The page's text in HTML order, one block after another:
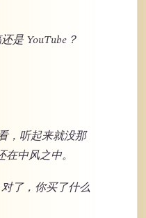
是 YouTube？
，听起来就没那
中风之中。
了，你买了什么